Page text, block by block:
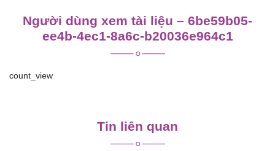
Người dùng xem tài liệu – 6be59b05-
ee4b-4ec1-8a6c-b20036e964c1
count_view
Tin liên quan